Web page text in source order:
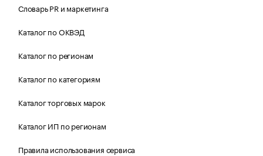
Словарь PR и маркетинга
Каталог по ОКВЭД
Каталог по регионам
Каталог по категориям
Каталог торговых марок
Каталог ИП по регионам
Правила использования сервиса